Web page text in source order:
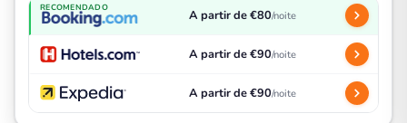
RECOMENDADO A partir de €80/noite
A partir de €90/noite
A partir de €90/noite